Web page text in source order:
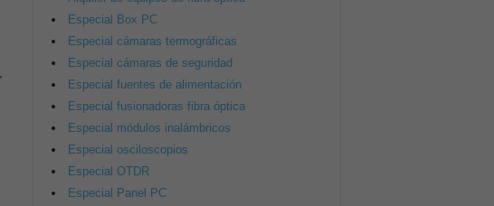
Especial Box PC
Especial cámaras termográficas
Especial cámaras de seguridad
Especial fuentes de alimentación
Especial fusionadoras fibra óptica
Especial módulos inalámbricos
Especial osciloscopios
Especial OTDR
Especial Panel PC